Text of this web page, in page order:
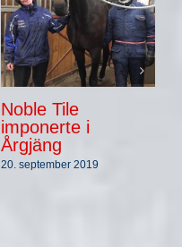
Noble Tile
imponerte i
Årgjäng
20. september 2019